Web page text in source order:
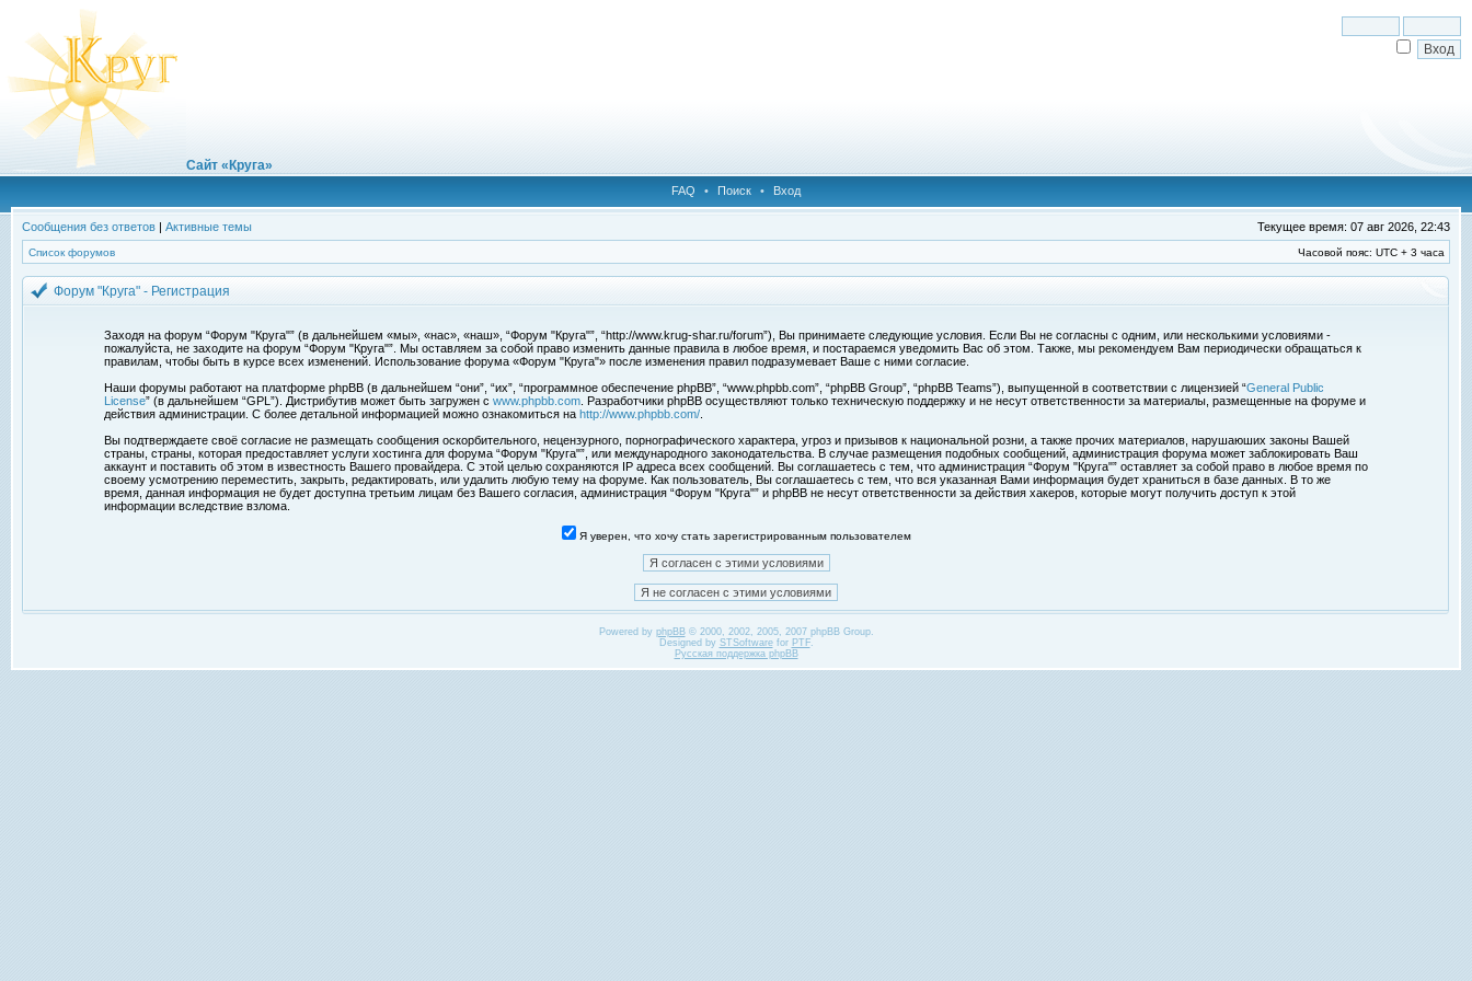
Сайт «Круга»
FAQ • Поиск • Вход
Сообщения без ответов | Активные темы Текущее время: 07 авг 2026, 22:43
Список форумов Часовой пояс: UTC + 3 часа
Форум "Круга" - Регистрация
Заходя на форум “Форум "Круга"” (в дальнейшем «мы», «нас», «наш», “Форум "Круга"”, “http://www.krug-shar.ru/forum”), Вы принимаете следующие условия. Если Вы не согласны с одним, или несколькими условиями -
пожалуйста, не заходите на форум “Форум "Круга"”. Мы оставляем за собой право изменить данные правила в любое время, и постараемся уведомить Вас об этом. Также, мы рекомендуем Вам периодически обращаться к
правилам, чтобы быть в курсе всех изменений. Использование форума «Форум "Круга"» после изменения правил подразумевает Ваше с ними согласие.
Наши форумы работают на платформе phpBB (в дальнейшем “они”, “их”, “программное обеспечение phpBB”, “www.phpbb.com”, “phpBB Group”, “phpBB Teams”), выпущенной в соответствии с лицензией “General Public
License” (в дальнейшем “GPL”). Дистрибутив может быть загружен с www.phpbb.com . Разработчики phpBB осуществляют только техническую поддержку и не несут ответственности за материалы, размещенные на форуме и
действия администрации. С более детальной информацией можно ознакомиться на http://www.phpbb.com/
Вы подтверждаете своё согласие не размещать сообщения оскорбительного, нецензурного, порнографического характера, угроз и призывов к национальной розни, а также прочих материалов, нарушаюших законы Вашей
страны, страны, которая предоставляет услуги хостинга для форума “Форум "Круга"”, или международного законодательства. В случае размещения подобных сообщений, администрация форума может заблокировать Ваш
аккаунт и поставить об этом в известность Вашего провайдера. С этой целью сохраняются IP адреса всех сообщений. Вы соглашаетесь с тем, что администрация “Форум "Круга"” оставляет за собой право в любое время по
своему усмотрению переместить, закрыть, редактировать, или удалить любую тему на форуме. Как пользователь, Вы соглашаетесь с тем, что вся указанная Вами информация будет храниться в базе данных. В то же
время, данная информация не будет доступна третьим лицам без Вашего согласия, администрация “Форум "Круга"” и phpBB не несут ответственности за действия хакеров, которые могут получить доступ к этой
информации вследствие взлома.
Я уверен, что хочу стать зарегистрированным пользователем
Powered by phpBB© 2000, 2002, 2005, 2007 phpBB Group.
Designed by STSoftwarefor PTF.
Русская поддержка phpBB